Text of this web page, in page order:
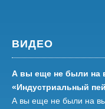
ВИДЕО
А вы еще не были на
«Индустриальный
А вы еще не были на